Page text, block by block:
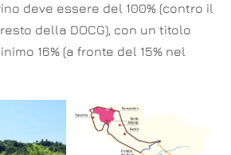
deve essere del 100% (contro il
della DOCG), con un titolo
16% (a fronte del 15% nel